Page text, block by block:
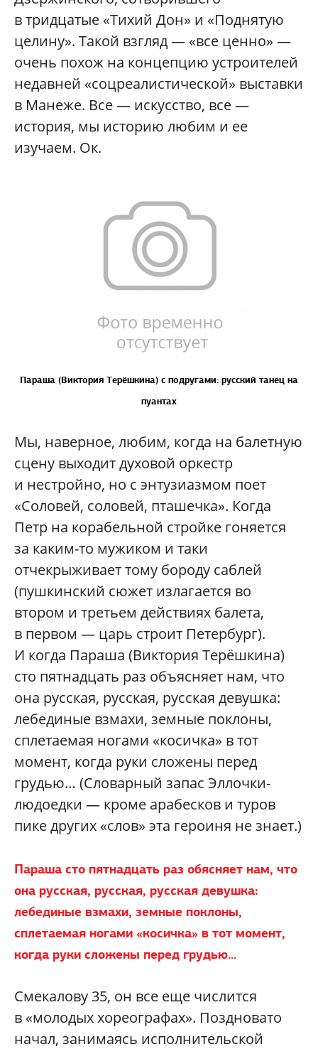
в тридцатые «Тихий Дон» и «Поднятую
целину». Такой взгляд — «все ценно» —
очень похож на концепцию устроителей
недавней «соцреалистической» выставки
в Манеже. Все — искусство, все —
история, мы историю любим и ее
изучаем. Ок.
Параша (Виктория Терёшкина) с подругами: русский танец на
пуантах
Мы, наверное, любим, когда на балетную
сцену выходит духовой оркестр
и нестройно, но с энтузиазмом поет
«Соловей, соловей, пташечка». Когда
Петр на корабельной стройке гоняется
за каким-то мужиком и таки
отчекрыживает тому бороду саблей
(пушкинский сюжет излагается во
втором и третьем действиях балета,
в первом — царь строит Петербург).
И когда Параша (Виктория Терёшкина)
сто пятнадцать раз объясняет нам, что
она русская, русская, русская девушка:
лебединые взмахи, земные поклоны,
сплетаемая ногами «косичка» в тот
момент, когда руки сложены перед
грудью… (Словарный запас Эллочки-
людоедки — кроме арабесков и туров
пике других «слов» эта героиня не знает.)
Параша сто пятнадцать раз обясняет нам, что
она русская, русская, русская девушка:
лебединые взмахи, земные поклоны,
сплетаемая ногами «косичка» в тот момент,
когда руки сложены перед грудью…
Смекалову 35, он все еще числится
в «молодых хореографах». Поздновато
начал, занимаясь исполнительской